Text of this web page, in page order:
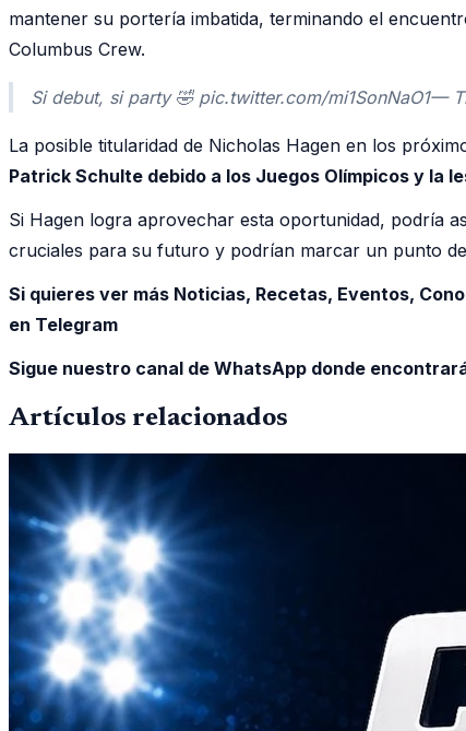
mantener su portería imbatida, terminando el
Columbus Crew.
Si debut, si party 🤣 pic.twitter.com/mi1SonNaO1—
La posible titularidad de Nicholas Hagen en los
Patrick Schulte debido a los Juegos Olímpicos y la
Si Hagen logra aprovechar esta oportunidad, podría
cruciales para su futuro y podrían marcar un punto
Si quieres ver más Noticias, Recetas, Eventos,
en Telegram
Sigue nuestro canal de WhatsApp donde
Artículos relacionados